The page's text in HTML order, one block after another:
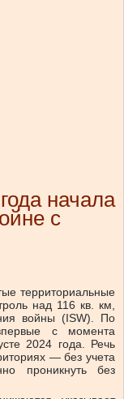
начала
с
территориальные
над 116 кв. км,
войны (ISW). По
с момента
2024 года. Речь
— без учета
проникнуть без